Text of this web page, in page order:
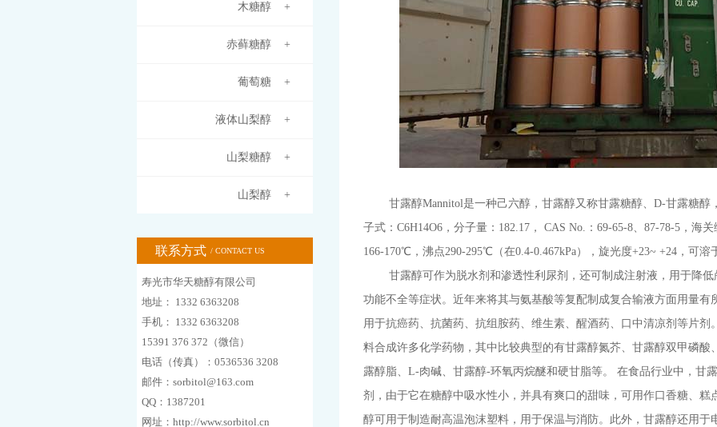
木糖醇 +
赤藓糖醇 +
葡萄糖 +
液体山梨醇 +
山梨糖醇 +
山梨醇 +
联系方式 / CONTACT US
寿光市华天糖醇有限公司
地址： 1332 6363208
手机： 1332 6363208
15391 376 372（微信）
电话（传真）：0536536 3208
邮件：sorbitol@163.com
QQ：1387201
网址：http://www.sorbitol.cn
甘露醇Mannitol是一种己六醇，甘露醇又称甘露糖醇、D-甘露糖醇
子式：C6H14O6，分子量：182.17， CAS No.：69-65-8、87-78-5，海
166-170℃，沸点290-295℃（在0.4-0.467kPa），旋光度+23~ +24，可
甘露醇可作为脱水剂和渗透性利尿剂，还可制成注射液，用于降低
功能不全等症状。近年来将其与氨基酸等复配制成复合输液方面用量有
用于抗癌药、抗菌药、抗组胺药、维生素、醒酒药、口中清凉剂等片
料合成许多化学药物，其中比较典型的有甘露醇氮芥、甘露醇双甲磷酸
露醇脂、L-肉碱、甘露醇-环氧丙烷醚和硬甘脂等。 在食品行业中，甘
剂，由于它在糖醇中吸水性小，并具有爽口的甜味，可用作口香糖、糕
醇可用于制造耐高温泡沫塑料，用于保温与消防。此外，甘露醇还用于